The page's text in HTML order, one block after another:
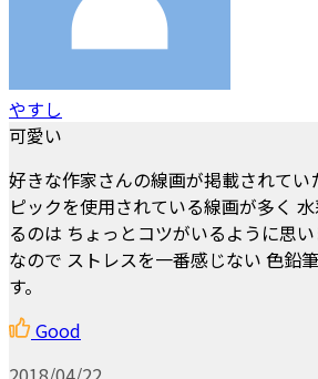
やすし
可愛い
好きな作家さんの線画が掲載されてい
ピックを使用されている線画が多く
るのは ちょっとコツがいるように思
なので ストレスを一番感じない 色鉛
す。
Good